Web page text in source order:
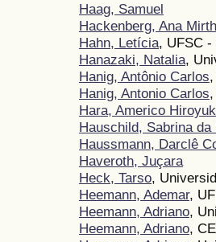
Haag, Samuel
Hackenberg, Ana
Hahn, Letícia, UFSC -
Hanazaki, Natalia,
Hanig, Antônio Carlos
Hanig, Antonio Carlos
Hara, Americo
Hauschild, Sabrina da
Haussmann, Darclê
Haveroth, Juçara
Heck, Tarso,
Heemann, Ademar,
Heemann, Adriano,
Heemann, Adriano,